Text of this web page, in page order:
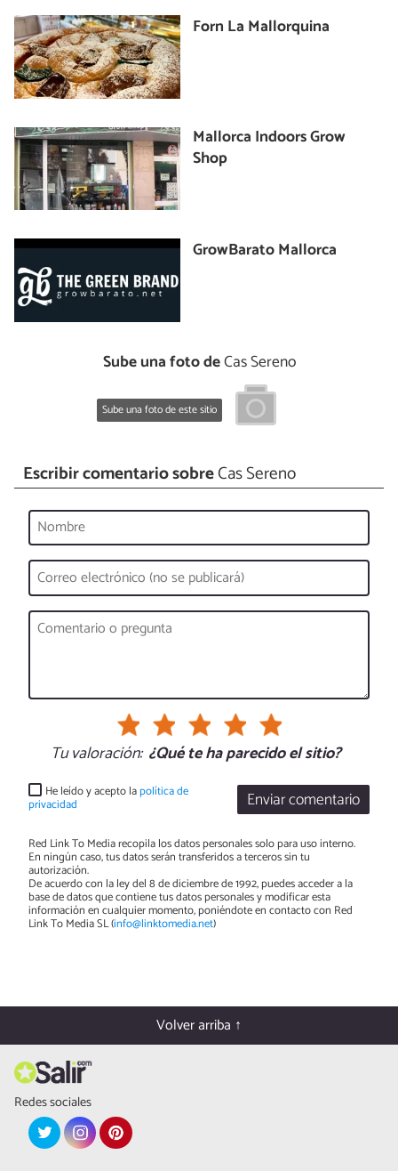
Forn La Mallorquina
Mallorca Indoors Grow
Shop
GrowBarato Mallorca
Sube una foto deCas Sereno
Sube una foto de este sitio
Escribir comentario sobreCas Sereno
Tu valoración: ¿Qué te ha parecido el sitio?
Enviar comentario
He leído y acepto lapolítica de
privacidad
Red Link To Media recopila los datos personales solo para uso interno.
En ningún caso, tus datos serán transferidos a terceros sin tu
autorización.
De acuerdo con la ley del 8 de diciembre de 1992, puedes acceder a la
base de datos que contiene tus datos personales y modificar esta
información en cualquier momento, poniéndote en contacto con Red
Link To Media SL (info@linktomedia.net)
Volver arriba ↑
Redes sociales